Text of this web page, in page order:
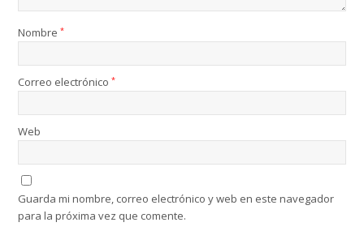
Nombre*
Correo electrónico*
Web
Guarda mi nombre, correo electrónico y web en este navegador
para la próxima vez que comente.